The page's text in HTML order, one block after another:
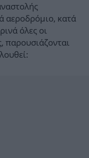
αεροδρόμιο, κατά
όλες οι
παρουσιάζονται